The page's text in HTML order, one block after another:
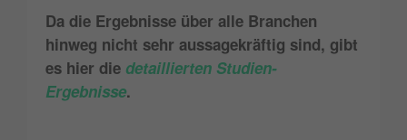
Da die Ergebnisse über alle Branchen
hinweg nicht sehr aussagekräftig sind, gibt
es hier die detaillierten Studien-
Ergebnisse.